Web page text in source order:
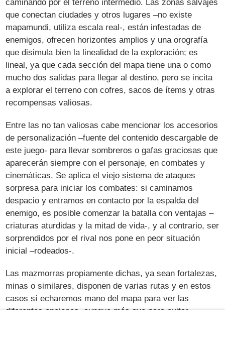
caminando por el terreno intermedio. Las zonas salvajes
que conectan ciudades y otros lugares –no existe
mapamundi, utiliza escala real-, están infestadas de
enemigos, ofrecen horizontes amplios y una orografía
que disimula bien la linealidad de la exploración; es
lineal, ya que cada sección del mapa tiene una o como
mucho dos salidas para llegar al destino, pero se incita
a explorar el terreno con cofres, sacos de ítems y otras
recompensas valiosas.
Entre las no tan valiosas cabe mencionar los accesorios
de personalización –fuente del contenido descargable de
este juego- para llevar sombreros o gafas graciosas que
aparecerán siempre con el personaje, en combates y
cinemáticas. Se aplica el viejo sistema de ataques
sorpresa para iniciar los combates: si caminamos
despacio y entramos en contacto por la espalda del
enemigo, es posible comenzar la batalla con ventajas –
criaturas aturdidas y la mitad de vida-, y al contrario, ser
sorprendidos por el rival nos pone en peor situación
inicial –rodeados-.
Las mazmorras propiamente dichas, ya sean fortalezas,
minas o similares, disponen de varias rutas y en estos
casos sí echaremos mano del mapa para ver las
diferentes opciones, aunque más que para evitar